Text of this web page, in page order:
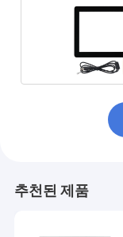
추천된 제품